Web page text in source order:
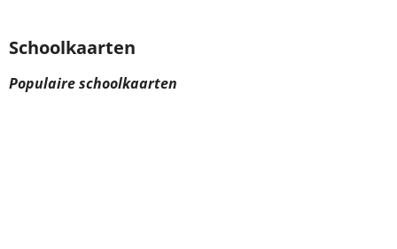
Schoolkaarten
Populaire schoolkaarten